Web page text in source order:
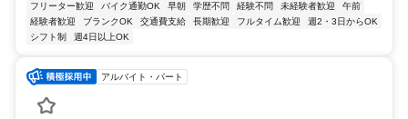
フリーター歓迎
バイク通勤OK 早朝 学歴不問 経験不問 未経験者歓迎
午前
経験者歓迎
ブランクOK 交通費支給 長期歓迎 フルタイム歓迎
週2・3日からOK
シフト制
週4日以上OK
アルバイト・パート